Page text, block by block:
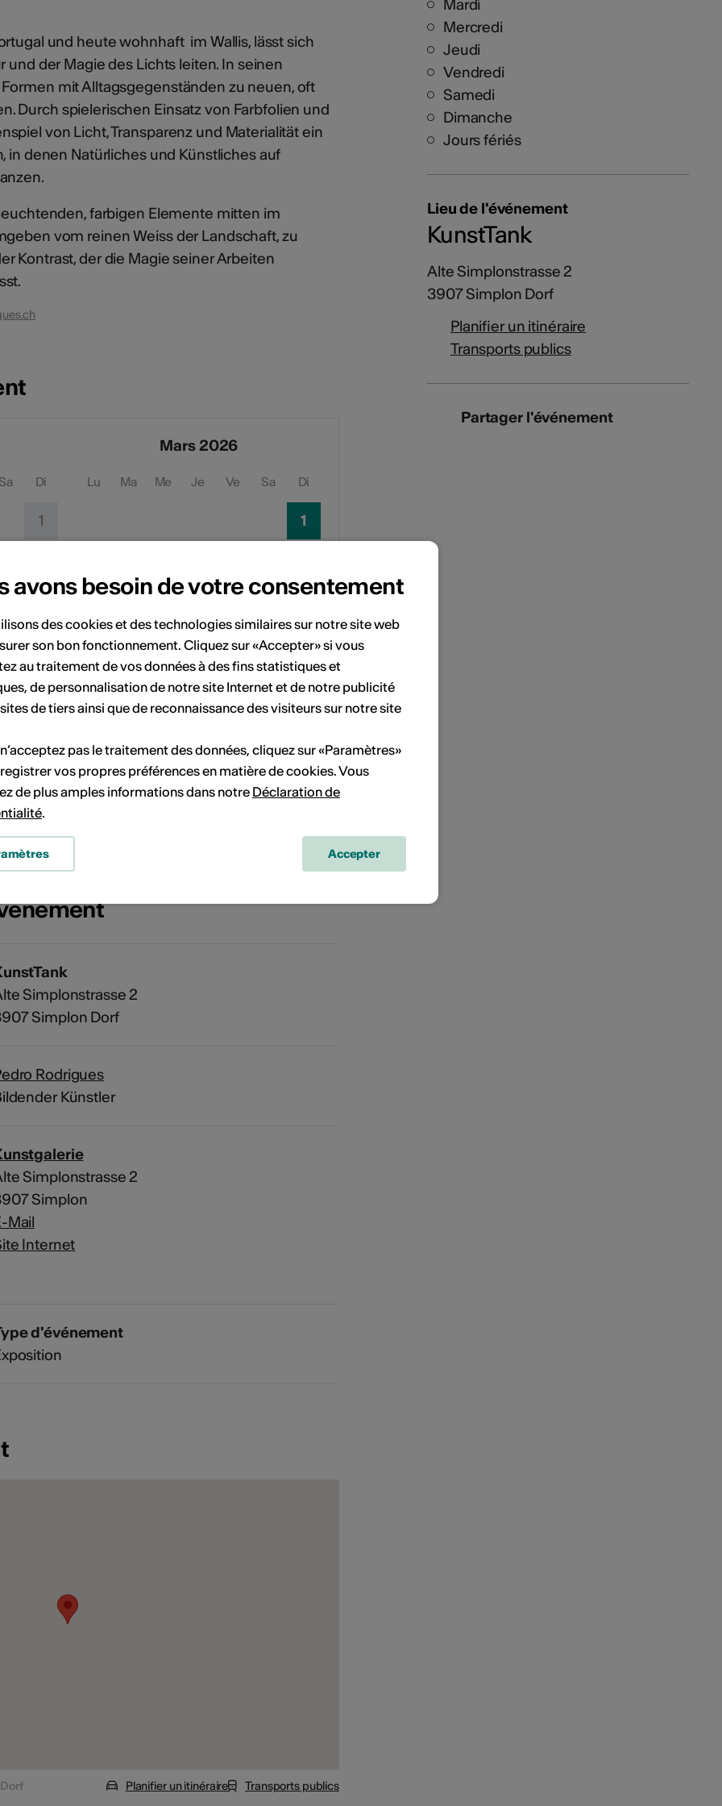
und heute wohnhaft im Wallis, lässt sich
und der Magie des Lichts leiten. In seinen
mit Alltagsgegenständen zu neuen, oft
Durch spielerischen Einsatz von Farbfolien und
von Licht, Transparenz und Materialität ein
in denen Natürliches und Künstliches auf
farbigen Elemente mitten im
vom reinen Weiss der Landschaft, zu
Kontrast, der die Magie seiner Arbeiten
Sa Di
1
15
Mars 2026
Lu Ma Me Je Ve Sa Di
1
9 10 11 12 13 14 15
16 19 21 22
23 24 25 26 27 28 29
30 31
Pas de date de mise en œuvre
à votre calendrier.
Simplonstrasse 2
Simplon Dorf
Rodrigues
Künstler
Simplonstrasse 2
Simplon
Mail
Internet
d'événement
Planifier un itinéraire Transports publics
Mardi
Mercredi
Jeudi
Vendredi
Samedi
Dimanche
Jours fériés
Lieu de l'événement
KunstTank
Alte Simplonstrasse 2
3907 Simplon Dorf
Planifier un itinéraire
Transports publics
Partager l'événement
avons besoin de votre consentement
des cookies et des technologies similaires sur notre site web
son bon fonctionnement. Cliquez sur «Accepter» si vous
au traitement de vos données à des fins statistiques et
de personnalisation de notre site Internet et de notre publicité
de tiers ainsi que de reconnaissance des visiteurs sur notre site
pas le traitement des données, cliquez sur «Paramètres»
vos propres préférences en matière de cookies. Vous
de plus amples informations dans notre Déclaration de
.
Accepter